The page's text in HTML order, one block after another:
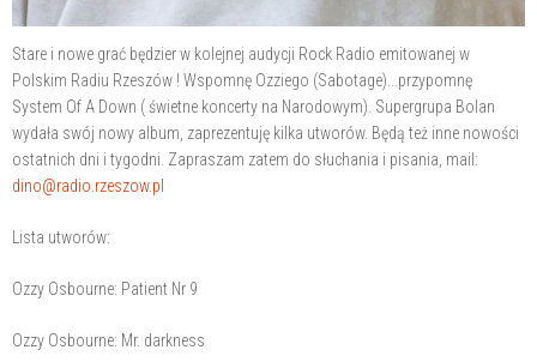
Stare i nowe grać będzier w kolejnej audycji Rock Radio emitowanej w
Polskim Radiu Rzeszów ! Wspomnę Ozziego (Sabotage)...przypomnę
System Of A Down ( świetne koncerty na Narodowym). Supergrupa Bolan
wydała swój nowy album, zaprezentuję kilka utworów. Będą też inne nowości
ostatnich dni i tygodni. Zapraszam zatem do słuchania i pisania, mail:
dino@radio.rzeszow.pl
Lista utworów:
Ozzy Osbourne: Patient Nr 9
Ozzy Osbourne: Mr. darkness